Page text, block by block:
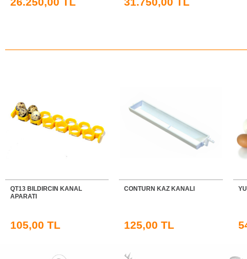
QT13 BILDIRCIN KANAL
APARATI
105,00 TL
CONTURN KAZ KANALI
125,00 TL